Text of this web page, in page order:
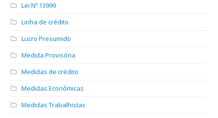
Lei Nº 13999
Linha de crédito
Lucro Presumido
Medida Provisória
Medidas de crédito
Medidas Econômicas
Medidas Trabalhistas